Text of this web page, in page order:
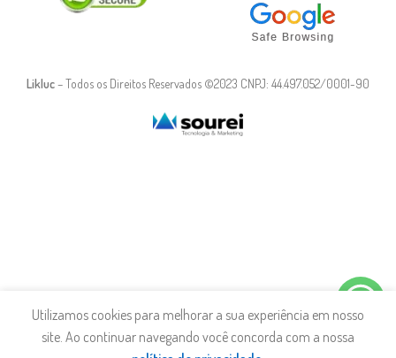
Likluc– Todos os Direitos Reservados ©2023 CNPJ: 44.497.052/0001-90
Utilizamos cookies para melhorar a sua experiência em nosso
site. Ao continuar navegando você concorda com a nossa